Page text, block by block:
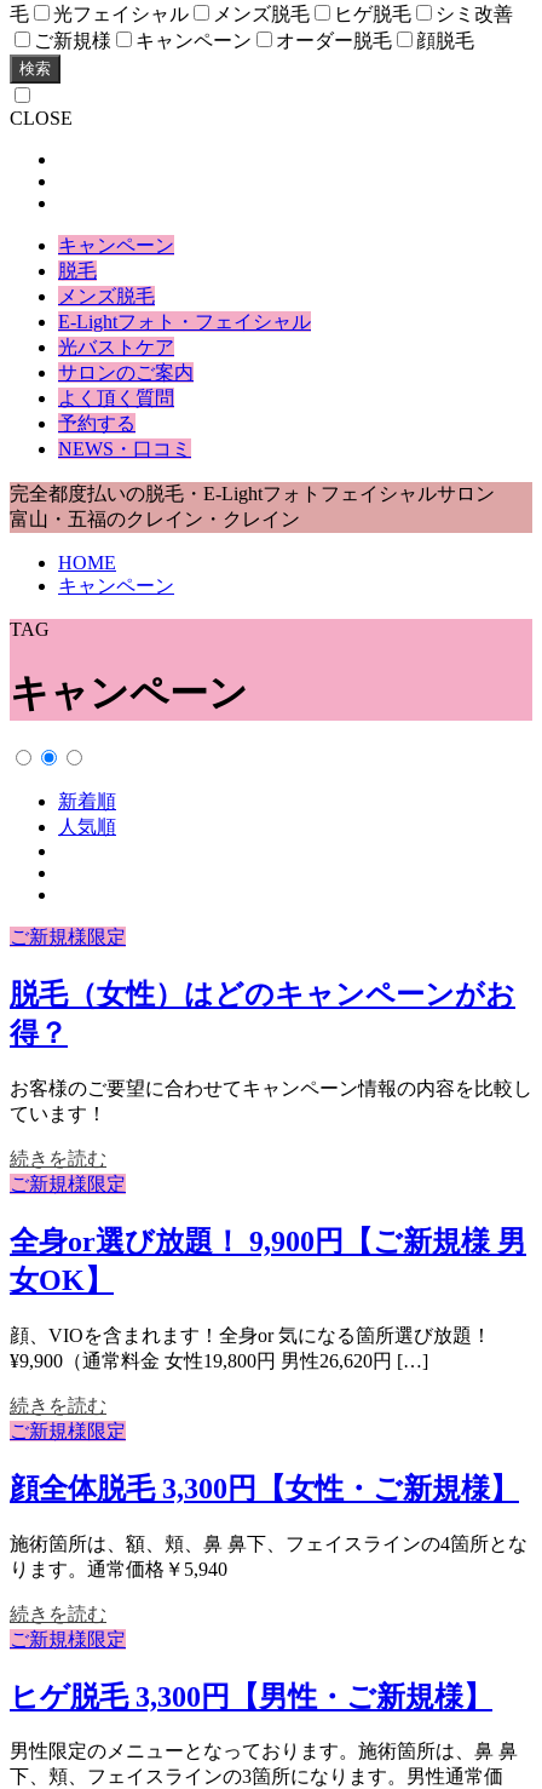
毛
光フェイシャル メンズ脱毛 ヒゲ脱毛
シミ改善
ご新規様
キャンペーン オーダー脱毛 顔脱毛
検索
CLOSE
キャンペーン
脱毛
メンズ脱毛
E-Lightフォト・フェイシャル
光バストケア
サロンのご案内
よく頂く質問
予約する
NEWS・口コミ
完全都度払いの脱毛・E-Lightフォトフェイシャルサロン
富山・五福のクレイン・クレイン
HOME
キャンペーン
TAG
キャンペーン
新着順
人気順
ご新規様限定
脱毛（女性）はどのキャンペーンがお
得？
お客様のご要望に合わせてキャンペーン情報の内容を比較し
ています！
続きを読む
ご新規様限定
全身or選び放題！ 9,900円【ご新規様 男
女OK】
顔、VIOを含まれます！全身or 気になる箇所選び放題！
¥9,900（通常料金 女性19,800円 男性26,620円 […]
続きを読む
ご新規様限定
顔全体脱毛 3,300円【女性・ご新規様】
施術箇所は、額、頬、鼻 鼻下、フェイスラインの4箇所とな
ります。通常価格￥5,940
続きを読む
ご新規様限定
ヒゲ脱毛 3,300円【男性・ご新規様】
男性限定のメニューとなっております。施術箇所は、鼻 鼻
下、頬、フェイスラインの3箇所になります。男性通常価